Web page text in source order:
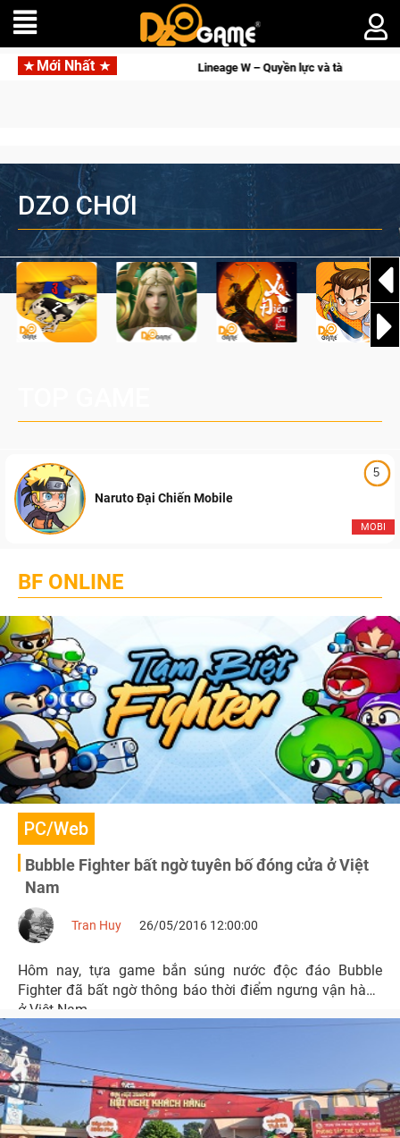
Mới Nhất
tài phú sẽ về tay kẻ đoạt được Vương Quyền thành Kent sắp tới!
DZO CHƠI
5
MOBI
Naruto Đại Chiến Mobile
BF ONLINE
PC/Web
Bubble Fighter bất ngờ tuyên bố đóng cửa ở Việt
Nam
Tran Huy 26/05/2016 12:00:00
Hôm nay, tựa game bắn súng nước độc đáo Bubble
Fighter đã bất ngờ thông báo thời điểm ngưng vận hành
ở Việt Nam.